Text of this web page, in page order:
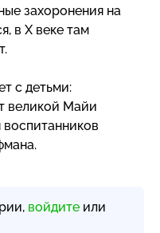
захоронения на
в Х веке там
с детьми:
великой Майи
войдите или